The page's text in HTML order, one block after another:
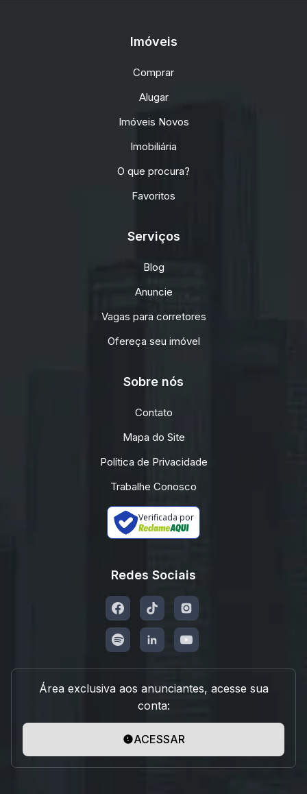
Imóveis
Comprar
Alugar
Imóveis Novos
Imobiliária
O que procura?
Favoritos
Serviços
Blog
Anuncie
Vagas para corretores
Ofereça seu imóvel
Sobre nós
Contato
Mapa do Site
Política de Privacidade
Trabalhe Conosco
Verificada por
Redes Sociais
Área exclusiva aos anunciantes, acesse sua
conta:
ACESSAR